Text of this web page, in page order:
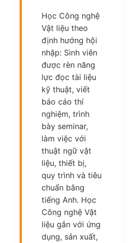
Học Công nghệ
Vật liệu theo
định hướng hội
nhập: Sinh viên
được rèn năng
lực đọc tài liệu
kỹ thuật, viết
báo cáo thí
nghiệm, trình
bày seminar,
làm việc với
thuật ngữ vật
liệu, thiết bị,
quy trình và tiêu
chuẩn bằng
tiếng Anh. Học
Công nghệ Vật
liệu gắn với ứng
dụng, sản xuất,